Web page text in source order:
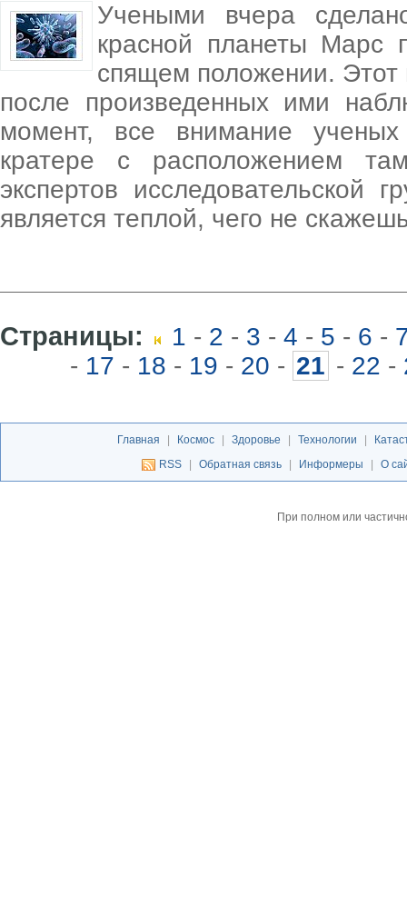
Учеными вчера
красной планеты Марс
спящем положении.
после произведенных ими
момент, все внимание ученых
кратере с расположением
экспертов исследовательской
является теплой, чего не
Страницы: 1 - 2 - 3 - 4 - 5 - 6 -
- 17 - 18 - 19 - 20 - 21 - 22 -
Главная Космос Здоровье Технологии
RSS
Обратная связь Информеры О
При полном или